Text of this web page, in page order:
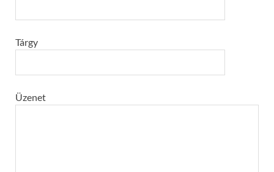
Tárgy
Üzenet